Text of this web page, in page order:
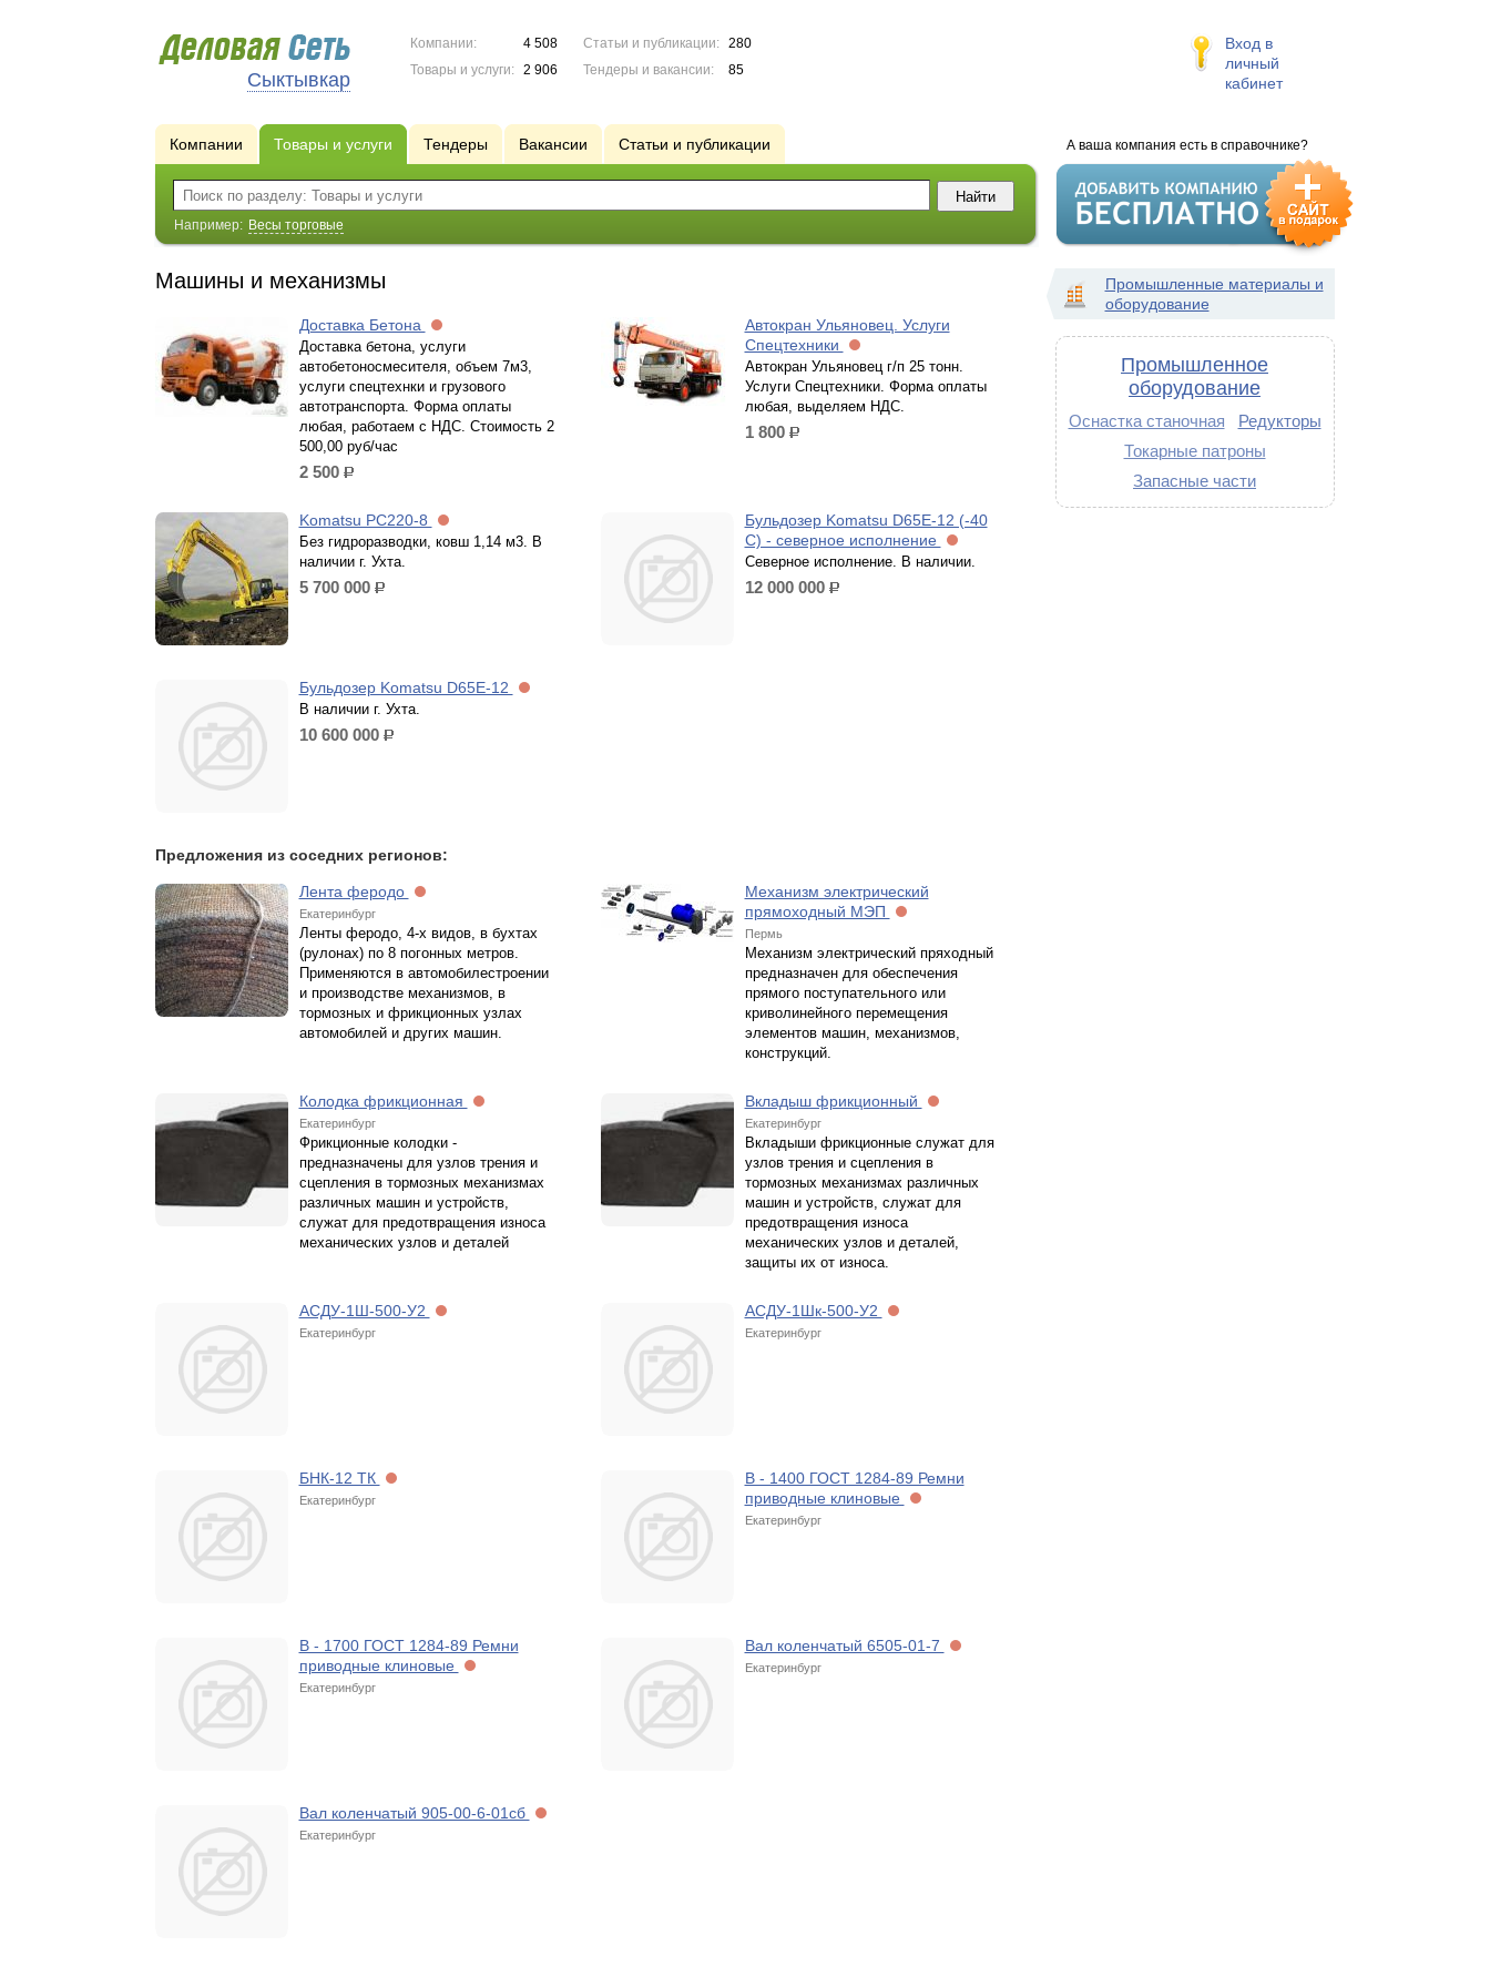
Сыктывкар
Компании:
4 508
Товары и услуги:
2 906
Статьи и публикации:
280
Тендеры и вакансии:
85
Вход в
личный
кабинет
А ваша компания есть в справочнике?
Компании Товары и услуги Тендеры Вакансии Статьи и публикации
Например: Весы торговые
Машины и механизмы
Доставка Бетона
Доставка бетона, услуги
автобетоносмесителя, объем 7м3,
услуги спецтехнки и грузового
автотранспорта. Форма оплаты
любая, работаем с НДС. Стоимость 2
500,00 руб/час
2 500 р.
Автокран Ульяновец. Услуги
Спецтехники
Автокран Ульяновец г/п 25 тонн.
Услуги Спецтехники. Форма оплаты
любая, выделяем НДС.
1 800 р.
Komatsu PC220-8
Без гидроразводки, ковш 1,14 м3. В
наличии г. Ухта.
5 700 000 р.
Бульдозер Komatsu D65E-12 (-40
С) - северное исполнение
Северное исполнение. В наличии.
12 000 000 р.
Бульдозер Komatsu D65E-12
В наличии г. Ухта.
10 600 000 р.
Предложения из соседних регионов:
Лента феродо
Екатеринбург
Ленты феродо, 4-х видов, в бухтах
(рулонах) по 8 погонных метров.
Применяются в автомобилестроении
и производстве механизмов, в
тормозных и фрикционных узлах
автомобилей и других машин.
Механизм электрический
прямоходный МЭП
Пермь
Механизм электрический пряходный
предназначен для обеспечения
прямого поступательного или
криволинейного перемещения
элементов машин, механизмов,
конструкций.
Колодка фрикционная
Екатеринбург
Фрикционные колодки -
предназначены для узлов трения и
сцепления в тормозных механизмах
различных машин и устройств,
служат для предотвращения износа
механических узлов и деталей
Вкладыш фрикционный
Екатеринбург
Вкладыши фрикционные служат для
узлов трения и сцепления в
тормозных механизмах различных
машин и устройств, служат для
предотвращения износа
механических узлов и деталей,
защиты их от износа.
АСДУ-1Ш-500-У2
Екатеринбург
АСДУ-1Шк-500-У2
Екатеринбург
БНК-12 ТК
Екатеринбург
В - 1400 ГОСТ 1284-89 Ремни
приводные клиновые
Екатеринбург
В - 1700 ГОСТ 1284-89 Ремни
приводные клиновые
Екатеринбург
Вал коленчатый 6505-01-7
Екатеринбург
Вал коленчатый 905-00-6-01сб
Екатеринбург
Промышленные материалы и
оборудование
Промышленное
оборудование
Оснастка станочная
Редукторы
Токарные патроны
Запасные части